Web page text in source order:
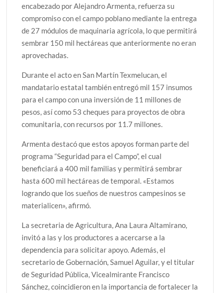
encabezado por Alejandro Armenta, refuerza su
compromiso con el campo poblano mediante la entrega
de 27 módulos de maquinaria agrícola, lo que permitirá
sembrar 150 mil hectáreas que anteriormente no eran
aprovechadas.
Durante el acto en San Martín Texmelucan, el
mandatario estatal también entregó mil 157 insumos
para el campo con una inversión de 11 millones de
pesos, así como 53 cheques para proyectos de obra
comunitaria, con recursos por 11.7 millones.
Armenta destacó que estos apoyos forman parte del
programa “Seguridad para el Campo”, el cual
beneficiará a 400 mil familias y permitirá sembrar
hasta 600 mil hectáreas de temporal. «Estamos
logrando que los sueños de nuestros campesinos se
materialicen», afirmó.
La secretaria de Agricultura, Ana Laura Altamirano,
invitó a las y los productores a acercarse a la
dependencia para solicitar apoyo. Además, el
secretario de Gobernación, Samuel Aguilar, y el titular
de Seguridad Pública, Vicealmirante Francisco
Sánchez, coincidieron en la importancia de fortalecer la